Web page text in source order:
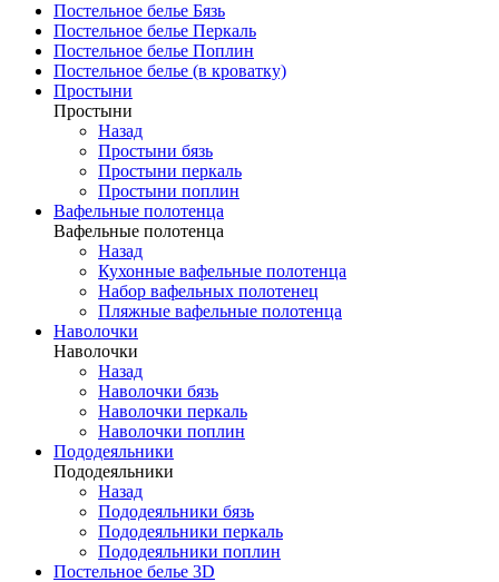
Постельное белье Бязь
Постельное белье Перкаль
Постельное белье Поплин
Постельное белье (в кроватку)
Простыни
Простыни
Назад
Простыни бязь
Простыни перкаль
Простыни поплин
Вафельные полотенца
Вафельные полотенца
Назад
Кухонные вафельные полотенца
Набор вафельных полотенец
Пляжные вафельные полотенца
Наволочки
Наволочки
Назад
Наволочки бязь
Наволочки перкаль
Наволочки поплин
Пододеяльники
Пододеяльники
Назад
Пододеяльники бязь
Пододеяльники перкаль
Пододеяльники поплин
Постельное белье 3D